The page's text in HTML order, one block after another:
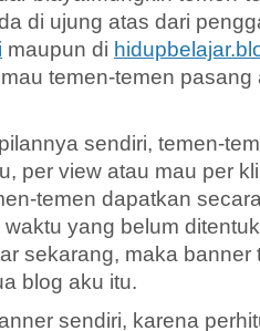
di ujung atas dari
maupun di
temen-temen
sendiri, temen-
per view atau mau per
temen dapatkan
yang belum
sekarang, maka banner
blog aku itu.
sendiri, karena